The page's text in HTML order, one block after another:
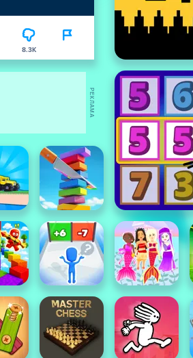
8.3K
РЕКЛАМА